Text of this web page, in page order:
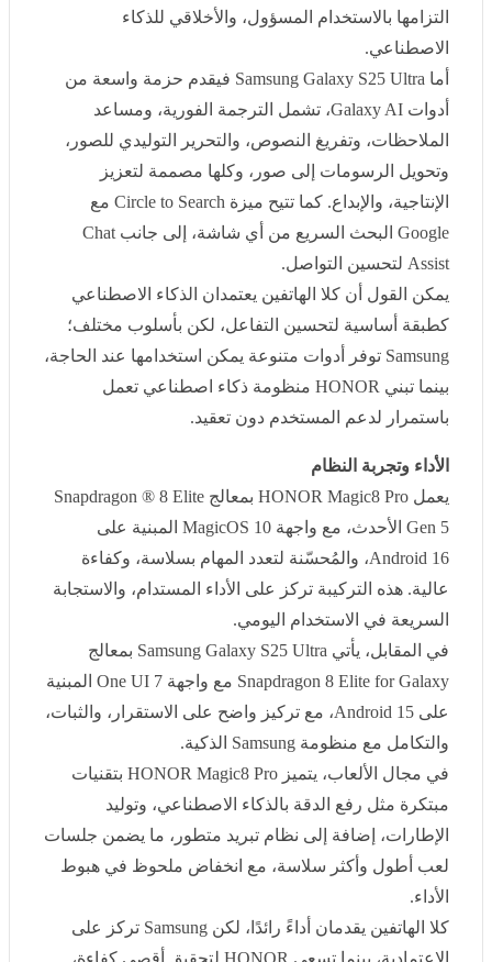
أماSamsung Galaxy S25 Ultraفيقدم حزمة واسعة من
أدواتGalaxy AI
الملاحظات، وتفريغ النصوص، والتحرير التوليدي للصور،
وتحويل الرسومات إلى صور، وكلها مصممة لتعزيز الإنتاجية،
والإبداع. كما تتيح ميزةCircle to SearchمعGoogleالبحث
السريع من أي شاشة، إلى جانبChat Assistلتحسين
التواصل.
يمكن القول أن كلا الهاتفين يعتمدان الذكاء الاصطناعي
كطبقة أساسية لتحسين التفاعل، لكن بأسلوب مختلف؛
Samsungتوفر أدوات متنوعة يمكن استخدامها عند الحاجة،
بينما تبنيHONORمنظومة ذكاء اصطناعي تعمل باستمرار
لدعم المستخدم دون تعقيد.
Gen 5 الأحدث، مع واجهة
16، والمُحسّنة لتعدد المهام بسلاسة، وكفاءة عالية. هذه
التركيبة تركز على الأداء المستدام، والاستجابة السريعة في
الاستخدام اليومي.
في المقابل، يأتيSamsung Galaxy S25 Ultra بمعالج
Snapdragon 8 Elite for Galaxy مع واجهة
على Android 15، مع تركيز واضح على الاستقرار، والثبات،
والتكامل مع منظومةSamsungالذكية.
في مجال الألعاب، يتميز HONOR Magic8 Proبتقنيات
مبتكرة مثل رفع الدقة بالذكاء الاصطناعي، وتوليد الإطارات،
إضافة إلى نظام تبريد متطور، ما يضمن جلسات لعب أطول
وأكثر سلاسة، مع انخفاض ملحوظ في هبوط الأداء.
كلا الهاتفين يقدمان أداءً رائدًا، لكنSamsungتركز على
الاعتمادية، بينما تسعىHONORلتحقيق أقصى كفاءة، وأداء
مستدام، خاصة لعشاق الألعاب